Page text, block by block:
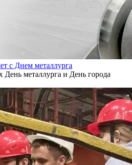
с Днем металлурга
День металлурга и День города